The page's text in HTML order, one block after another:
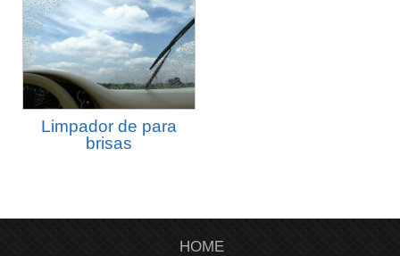
Categoria 2.1
Limpador de para
brisas
HOME